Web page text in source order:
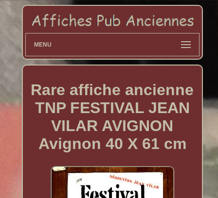
MENU
Rare affiche ancienne
TNP FESTIVAL JEAN
VILAR AVIGNON
Avignon 40 X 61 cm